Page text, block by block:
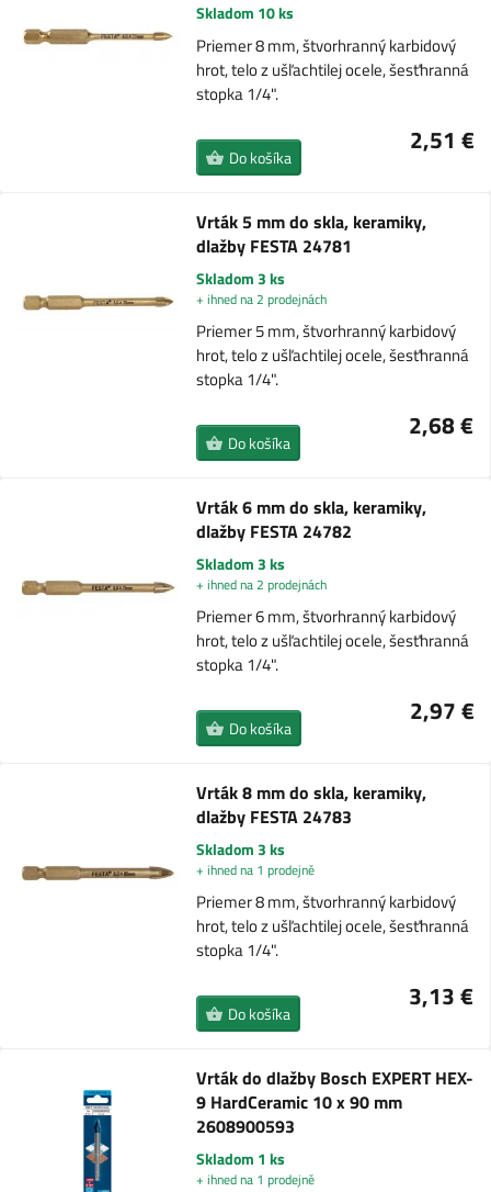
Skladom 10 ks
Priemer 8 mm, štvorhranný karbidový
hrot, telo z ušľachtilej ocele, šesťhranná
stopka 1/4".
2,51 €
Do košíka
Vrták 5 mm do skla, keramiky,
dlažby FESTA 24781
Skladom 3 ks
+ ihned na 2 prodejnách
Priemer 5 mm, štvorhranný karbidový
hrot, telo z ušľachtilej ocele, šesťhranná
stopka 1/4".
2,68 €
Do košíka
Vrták 6 mm do skla, keramiky,
dlažby FESTA 24782
Skladom 3 ks
+ ihned na 2 prodejnách
Priemer 6 mm, štvorhranný karbidový
hrot, telo z ušľachtilej ocele, šesťhranná
stopka 1/4".
2,97 €
Do košíka
Vrták 8 mm do skla, keramiky,
dlažby FESTA 24783
Skladom 3 ks
+ ihned na 1 prodejně
Priemer 8 mm, štvorhranný karbidový
hrot, telo z ušľachtilej ocele, šesťhranná
stopka 1/4".
3,13 €
Do košíka
Vrták do dlažby Bosch EXPERT HEX-
9 HardCeramic 10 x 90 mm
2608900593
Skladom 1 ks
+ ihned na 1 prodejně